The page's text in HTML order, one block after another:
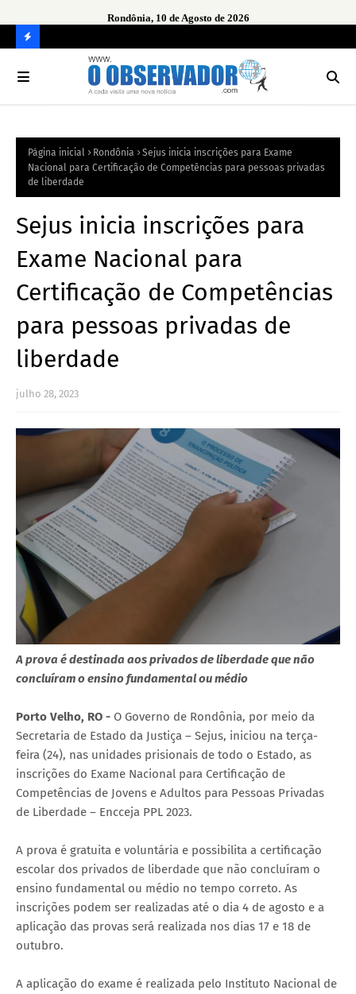
Rondônia, 10 de Agosto de 2026
O
R
A
Página inicial Rondônia
Sejus inicia inscrições para Exame
Nacional para Certificação de Competências para pessoas privadas
de liberdade
Sejus inicia inscrições para
Exame Nacional para
Certificação de Competências
para pessoas privadas de
liberdade
julho 28, 2023
A prova é destinada aos privados de liberdade que não
concluíram o ensino fundamental ou médio
Porto Velho, RO - O Governo de Rondônia, por meio da
Secretaria de Estado da Justiça – Sejus, iniciou na terça-
feira (24), nas unidades prisionais de todo o Estado, as
inscrições do Exame Nacional para Certificação de
Competências de Jovens e Adultos para Pessoas Privadas
de Liberdade – Encceja PPL 2023.
A prova é gratuita e voluntária e possibilita a certificação
escolar dos privados de liberdade que não concluíram o
ensino fundamental ou médio no tempo correto. As
inscrições podem ser realizadas até o dia 4 de agosto e a
aplicação das provas será realizada nos dias 17 e 18 de
outubro.
A aplicação do exame é realizada pelo Instituto Nacional de